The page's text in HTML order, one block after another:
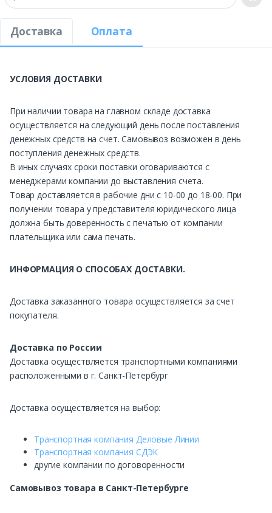
Доставка Оплата
УСЛОВИЯ ДОСТАВКИ
При наличии товара на главном складе доставка
осуществляется на следующий день после поставления
денежных средств на счет. Самовывоз возможен в день
поступления денежных средств.
В иных случаях сроки поставки оговариваются с
менеджерами компании до выставления счета.
Товар доставляется в рабочие дни с 10-00 до 18-00. При
получении товара у представителя юридического лица
должна быть доверенность с печатью от компании
плательщика или сама печать.
ИНФОРМАЦИЯ О СПОСОБАХ ДОСТАВКИ.
Доставка заказанного товара осуществляется за счет
покупателя.
Доставка по России
Доставка осуществляется транспортными компаниями
расположенными в г. Санкт-Петербург
Доставка осуществляется на выбор:
Транспортная компания Деловые Линии
Транспортная компания СДЭК
другие компании по договоренности
Самовывоз товара в Санкт-Петербурге